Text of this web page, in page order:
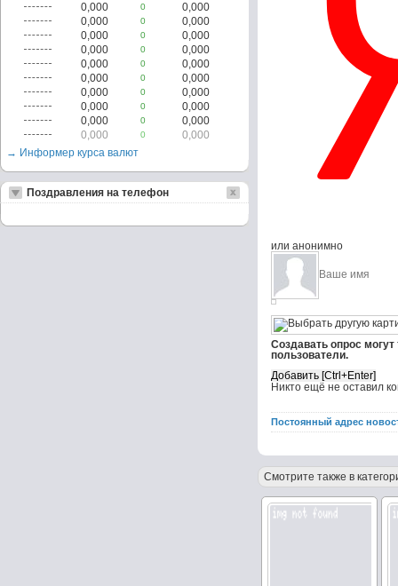
или анонимно
Создавать опрос
пользователи.
Никто ещё не оставил
Постоянный адрес
Смотрите также в
0,000
0
0,000
0,000
0
0,000
0,000
0
0,000
0,000
0
0,000
0,000
0
0,000
0,000
0
0,000
0,000
0
0,000
0,000
0
0,000
0,000
0
0,000
0,000
0
0,000
→ Информер курса валют
Поздравления на телефон